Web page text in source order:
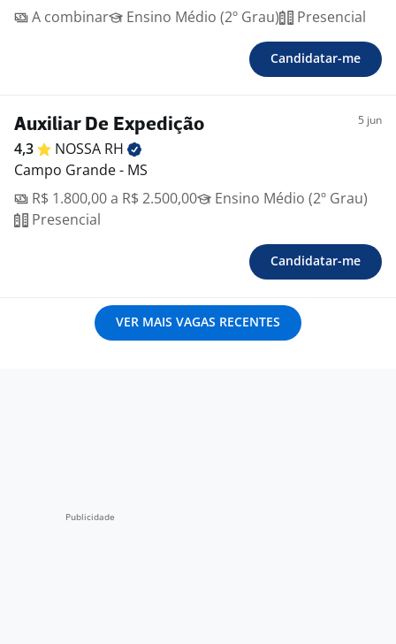
A combinar
Ensino Médio (2º Grau) Presencial
Candidatar-me
Auxiliar De Expedição 5 jun
4,3 NOSSA RH
Campo Grande - MS
R$ 1.800,00 a R$ 2.500,00
Ensino Médio (2º Grau)
Presencial
Candidatar-me
VER MAIS VAGAS RECENTES